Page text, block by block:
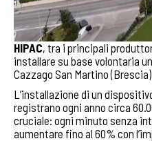
HIPAC, tra i principali
installare su base volontaria un
Cazzago San Martino (Brescia).
L’installazione di un
registrano ogni anno circa
cruciale: ogni minuto senza
aumentare fino al 60% con